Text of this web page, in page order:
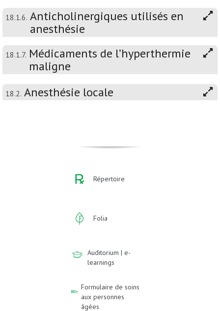
18.1.6. Anticholinergiques utilisés en
anesthésie
18.1.7. Médicaments de l’hyperthermie
maligne
18.2. Anesthésie locale
Répertoire
Folia
Auditorium | e-
learnings
Formulaire de soins
aux personnes
âgées